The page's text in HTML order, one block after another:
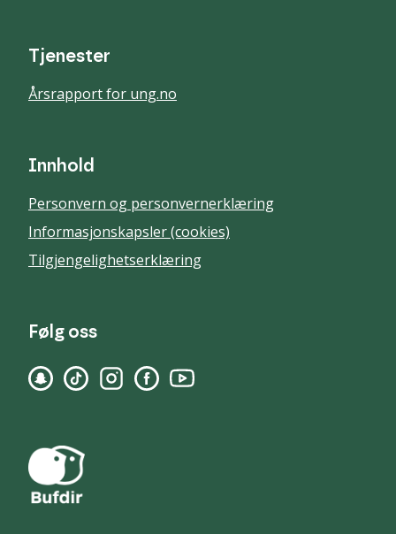
Tjenester
Årsrapport for ung.no
Innhold
Personvern og personvernerklæring
Informasjonskapsler (cookies)
Tilgjengelighetserklæring
Følg oss